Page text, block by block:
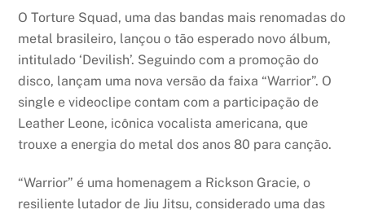
O Torture Squad, uma das bandas mais renomadas do
metal brasileiro, lançou o tão esperado novo álbum,
intitulado ‘Devilish’. Seguindo com a promoção do
disco, lançam uma nova versão da faixa “Warrior”. O
single e videoclipe contam com a participação de
Leather Leone, icônica vocalista americana, que
trouxe a energia do metal dos anos 80 para canção.
“Warrior” é uma homenagem a Rickson Gracie, o
resiliente lutador de Jiu Jitsu, considerado uma das